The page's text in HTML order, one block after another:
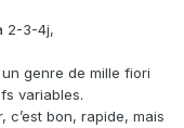
2-3-4j,
genre de mille fiori
variables.
c’est bon, rapide, mais